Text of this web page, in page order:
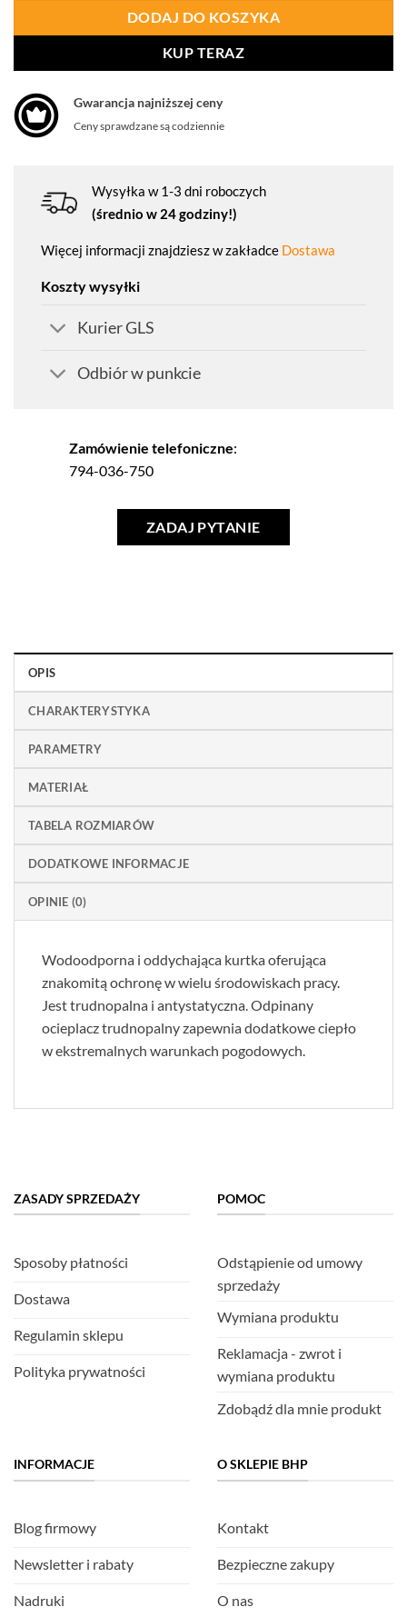
DODAJ DO KOSZYKA
KUP TERAZ
Gwarancja najniższej ceny
Ceny sprawdzane są codziennie
Wysyłka w 1-3 dni roboczych
(średnio w 24 godziny!)
Więcej informacji znajdziesz w zakładce Dostawa
Koszty wysyłki
Kurier GLS
Odbiór w punkcie
Zamówienie telefoniczne:
794-036-750
ZADAJ PYTANIE
OPIS
CHARAKTERYSTYKA
PARAMETRY
MATERIAŁ
TABELA ROZMIARÓW
DODATKOWE INFORMACJE
OPINIE (0)
Wodoodporna i oddychająca kurtka oferująca
znakomitą ochronę w wielu środowiskach pracy.
Jest trudnopalna i antystatyczna. Odpinany
ocieplacz trudnopalny zapewnia dodatkowe ciepło
w ekstremalnych warunkach pogodowych.
ZASADY SPRZEDAŻY
Sposoby płatności
Dostawa
Regulamin sklepu
Polityka prywatności
POMOC
Odstąpienie od umowy
sprzedaży
Wymiana produktu
Reklamacja - zwrot i
wymiana produktu
Zdobądź dla mnie produkt
INFORMACJE
Blog firmowy
Newsletter i rabaty
Nadruki
O SKLEPIE BHP
Kontakt
Bezpieczne zakupy
O nas